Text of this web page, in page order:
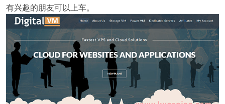
有兴趣的朋友可以上车。